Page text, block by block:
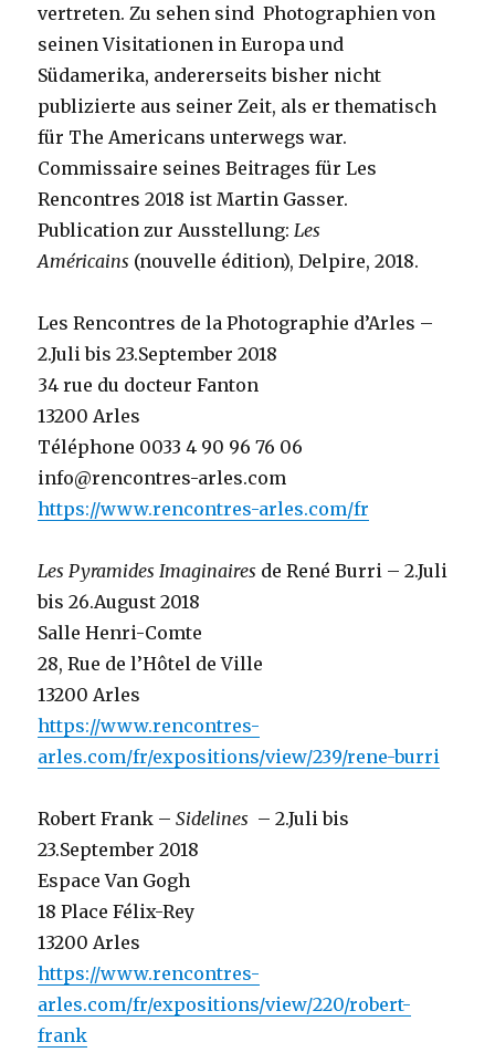
vertreten. Zu sehen sind Photographien von
seinen Visitationen in Europa und
Südamerika, andererseits bisher nicht
publizierte aus seiner Zeit, als er thematisch
für The Americans unterwegs war.
Commissaire seines Beitrages für Les
Rencontres 2018 ist Martin Gasser.
Publication zur Ausstellung: Les
Américains (nouvelle édition), Delpire, 2018.
Les Rencontres de la Photographie d’Arles –
2.Juli bis 23.September 2018
34 rue du docteur Fanton
13200 Arles
Téléphone 0033 4 90 96 76 06
info@rencontres-arles.com
https://www.rencontres-arles.com/fr
Les Pyramides Imaginaires de René Burri – 2.Juli
bis 26.August 2018
Salle Henri-Comte
28, Rue de l’Hôtel de Ville
13200 Arles
https://www.rencontres-
arles.com/fr/expositions/view/239/rene-burri
Robert Frank –Sidelines – 2.Juli bis
23.September 2018
Espace Van Gogh
18 Place Félix-Rey
13200 Arles
https://www.rencontres-
arles.com/fr/expositions/view/220/robert-
frank